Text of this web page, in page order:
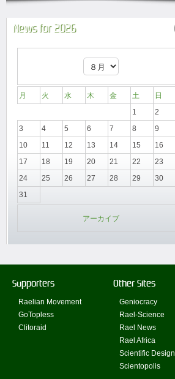
News for 2026
月 火 水 木 金 土
日
1
2
3
4 5 6 7 8
9
10
11 12 13 14 15
16
17
18 19 20 21 22
23
24
25 26 27 28 29
30
31
アーカイブ
Supporters
Raelian Movement
GoTopless
Clitoraid
Other Sites
Geniocracy
Rael-Science
Rael News
Rael Africa
Scientific Design
Scientopolis